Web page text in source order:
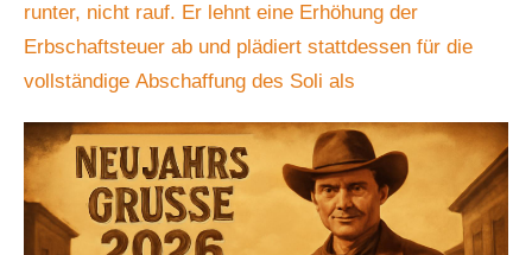
runter, nicht rauf. Er lehnt eine Erhöhung der
Erbschaftsteuer ab und plädiert stattdessen für die
vollständige Abschaffung des Soli als